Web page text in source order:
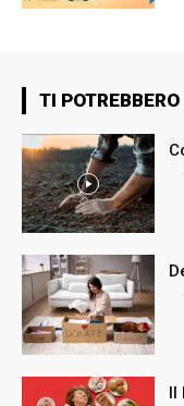
TI
-
-
Il